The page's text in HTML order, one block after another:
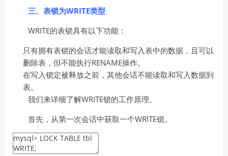
三、表锁为WRITE类型
WRITE的表锁具有以下功能：
只有拥有表锁的会话才能读取和写入表中的数据，且可以
删除表，但不能执行RENAME操作。
在写入锁定被释放之前，其他会话不能读取和写入数据到
表。
我们来详细了解WRITE锁的工作原理。
首先，从第一次会话中获取一个WRITE锁。